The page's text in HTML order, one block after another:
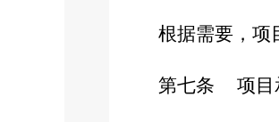
根据需要，项目
第七条 项目